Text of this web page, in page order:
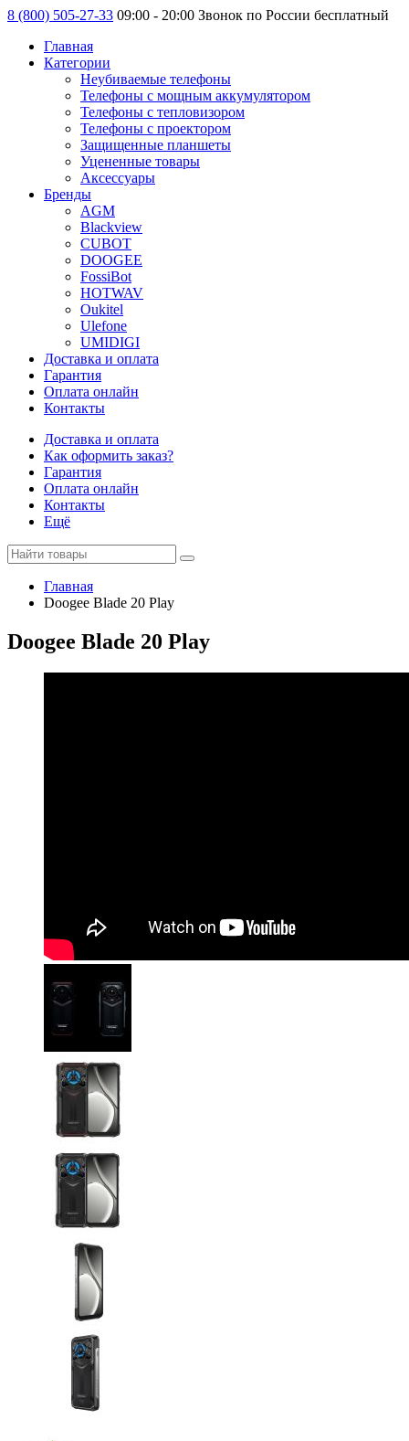
8 (800) 505-27-33 09:00 - 20:00 Звонок по России бесплатный
Главная
Категории
Неубиваемые телефоны
Телефоны с мощным аккумулятором
Телефоны с тепловизором
Телефоны с проектором
Защищенные планшеты
Уцененные товары
Аксессуары
Бренды
AGM
Blackview
CUBOT
DOOGEE
FossiBot
HOTWAV
Oukitel
Ulefone
UMIDIGI
Доставка и оплата
Гарантия
Оплата онлайн
Контакты
Доставка и оплата
Как оформить заказ?
Гарантия
Оплата онлайн
Контакты
Ещё
Главная
Doogee Blade 20 Play
Doogee Blade 20 Play